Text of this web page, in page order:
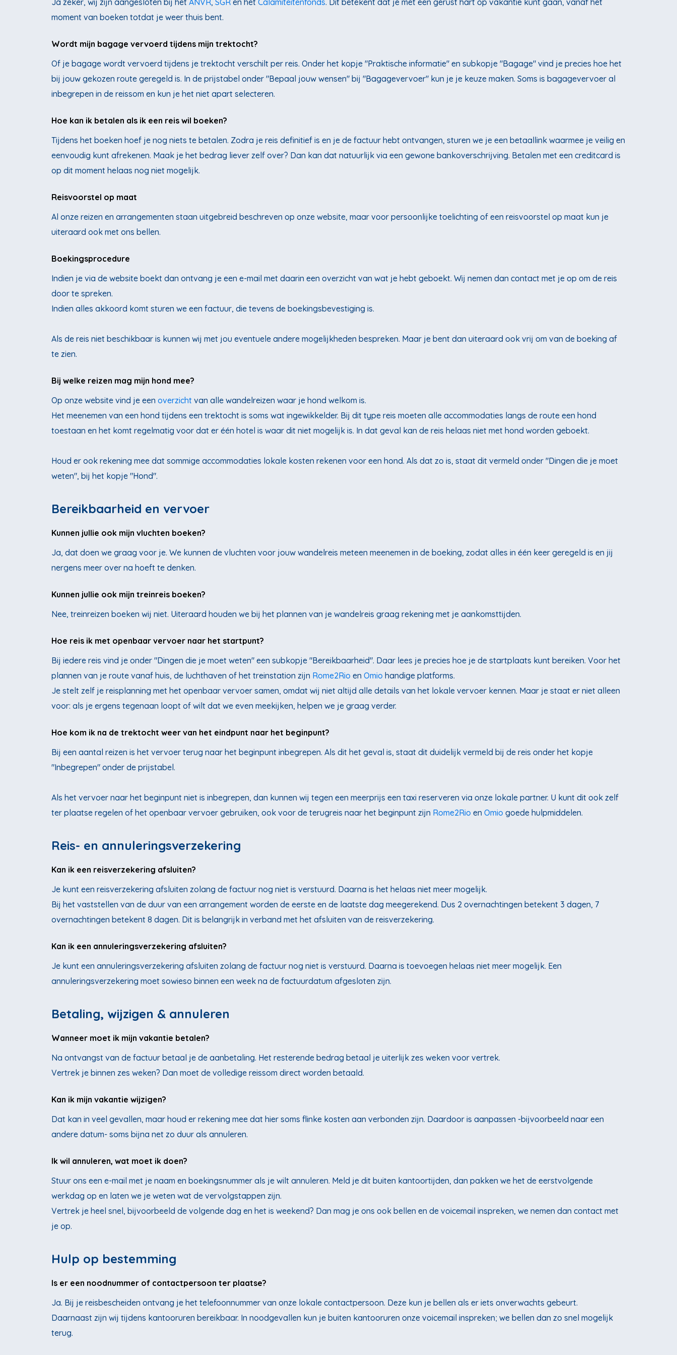
Ja zeker, wij zijn aangesloten bij het ANVR, SGR en het Calamiteitenfonds. Dit betekent dat je met een gerust hart op vakantie kunt gaan, vanaf het
moment van boeken totdat je weer thuis bent.
Wordt mijn bagage vervoerd tijdens mijn trektocht?
Of je bagage wordt vervoerd tijdens je trektocht verschilt per reis. Onder het kopje "Praktische informatie" en subkopje "Bagage" vind je precies hoe het
bij jouw gekozen route geregeld is. In de prijstabel onder "Bepaal jouw wensen" bij "Bagagevervoer" kun je je keuze maken. Soms is bagagevervoer al
inbegrepen in de reissom en kun je het niet apart selecteren.
Hoe kan ik betalen als ik een reis wil boeken?
Tijdens het boeken hoef je nog niets te betalen. Zodra je reis definitief is en je de factuur hebt ontvangen, sturen we je een betaallink waarmee je veilig en
eenvoudig kunt afrekenen. Maak je het bedrag liever zelf over? Dan kan dat natuurlijk via een gewone bankoverschrijving. Betalen met een creditcard is
op dit moment helaas nog niet mogelijk.
Reisvoorstel op maat
Al onze reizen en arrangementen staan uitgebreid beschreven op onze website, maar voor persoonlijke toelichting of een reisvoorstel op maat kun je
uiteraard ook met ons bellen.
Boekingsprocedure
Indien je via de website boekt dan ontvang je een e-mail met daarin een overzicht van wat je hebt geboekt. Wij nemen dan contact met je op om de reis
door te spreken.
Indien alles akkoord komt sturen we een factuur, die tevens de boekingsbevestiging is.
Als de reis niet beschikbaar is kunnen wij met jou eventuele andere mogelijkheden bespreken. Maar je bent dan uiteraard ook vrij om van de boeking af
te zien.
Bij welke reizen mag mijn hond mee?
Op onze website vind je een overzicht van alle wandelreizen waar je hond welkom is.
Het meenemen van een hond tijdens een trektocht is soms wat ingewikkelder. Bij dit type reis moeten alle accommodaties langs de route een hond
toestaan en het komt regelmatig voor dat er één hotel is waar dit niet mogelijk is. In dat geval kan de reis helaas niet met hond worden geboekt.
Houd er ook rekening mee dat sommige accommodaties lokale kosten rekenen voor een hond. Als dat zo is, staat dit vermeld onder "Dingen die je moet
weten", bij het kopje "Hond".
Bereikbaarheid en vervoer
Kunnen jullie ook mijn vluchten boeken?
Ja, dat doen we graag voor je. We kunnen de vluchten voor jouw wandelreis meteen meenemen in de boeking, zodat alles in één keer geregeld is en jij
nergens meer over na hoeft te denken.
Kunnen jullie ook mijn treinreis boeken?
Nee, treinreizen boeken wij niet. Uiteraard houden we bij het plannen van je wandelreis graag rekening met je aankomsttijden.
Hoe reis ik met openbaar vervoer naar het startpunt?
Bij iedere reis vind je onder "Dingen die je moet weten" een subkopje "Bereikbaarheid". Daar lees je precies hoe je de startplaats kunt bereiken. Voor het
plannen van je route vanaf huis, de luchthaven of het treinstation zijn Rome2Rio en Omio handige platforms.
Je stelt zelf je reisplanning met het openbaar vervoer samen, omdat wij niet altijd alle details van het lokale vervoer kennen. Maar je staat er niet alleen
voor: als je ergens tegenaan loopt of wilt dat we even meekijken, helpen we je graag verder.
Hoe kom ik na de trektocht weer van het eindpunt naar het beginpunt?
Bij een aantal reizen is het vervoer terug naar het beginpunt inbegrepen. Als dit het geval is, staat dit duidelijk vermeld bij de reis onder het kopje
"Inbegrepen" onder de prijstabel.
Als het vervoer naar het beginpunt niet is inbegrepen, dan kunnen wij tegen een meerprijs een taxi reserveren via onze lokale partner. U kunt dit ook zelf
ter plaatse regelen of het openbaar vervoer gebruiken, ook voor de terugreis naar het beginpunt zijn Rome2Rio en Omio goede hulpmiddelen.
Reis- en annuleringsverzekering
Kan ik een reisverzekering afsluiten?
Je kunt een reisverzekering afsluiten zolang de factuur nog niet is verstuurd. Daarna is het helaas niet meer mogelijk.
Bij het vaststellen van de duur van een arrangement worden de eerste en de laatste dag meegerekend. Dus 2 overnachtingen betekent 3 dagen, 7
overnachtingen betekent 8 dagen. Dit is belangrijk in verband met het afsluiten van de reisverzekering.
Kan ik een annuleringsverzekering afsluiten?
Je kunt een annuleringsverzekering afsluiten zolang de factuur nog niet is verstuurd. Daarna is toevoegen helaas niet meer mogelijk. Een
annuleringsverzekering moet sowieso binnen een week na de factuurdatum afgesloten zijn.
Betaling, wijzigen & annuleren
Wanneer moet ik mijn vakantie betalen?
Na ontvangst van de factuur betaal je de aanbetaling. Het resterende bedrag betaal je uiterlijk zes weken voor vertrek.
Vertrek je binnen zes weken? Dan moet de volledige reissom direct worden betaald.
Kan ik mijn vakantie wijzigen?
Dat kan in veel gevallen, maar houd er rekening mee dat hier soms flinke kosten aan verbonden zijn. Daardoor is aanpassen -bijvoorbeeld naar een
andere datum- soms bijna net zo duur als annuleren.
Ik wil annuleren, wat moet ik doen?
Stuur ons een e-mail met je naam en boekingsnummer als je wilt annuleren. Meld je dit buiten kantoortijden, dan pakken we het de eerstvolgende
werkdag op en laten we je weten wat de vervolgstappen zijn.
Vertrek je heel snel, bijvoorbeeld de volgende dag en het is weekend? Dan mag je ons ook bellen en de voicemail inspreken, we nemen dan contact met
je op.
Hulp op bestemming
Is er een noodnummer of contactpersoon ter plaatse?
Ja. Bij je reisbescheiden ontvang je het telefoonnummer van onze lokale contactpersoon. Deze kun je bellen als er iets onverwachts gebeurt.
Daarnaast zijn wij tijdens kantooruren bereikbaar. In noodgevallen kun je buiten kantooruren onze voicemail inspreken; we bellen dan zo snel mogelijk
terug.